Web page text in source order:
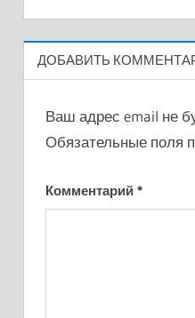
ДОБАВИТЬ
Ваш адрес email не
Обязательные поля
Комментарий *